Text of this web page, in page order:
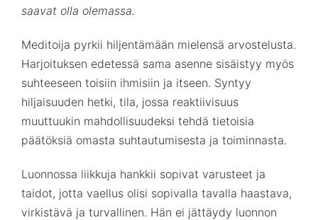
saavat olla olemassa.
Meditoija pyrkii hiljentämään mielensä arvostelusta.
Harjoituksen edetessä sama asenne sisäistyy myös
suhteeseen toisiin ihmisiin ja itseen. Syntyy
hiljaisuuden hetki, tila, jossa reaktiivisuus
muuttuukin mahdollisuudeksi tehdä tietoisia
päätöksiä omasta suhtautumisesta ja toiminnasta.
Luonnossa liikkuja hankkii sopivat varusteet ja
taidot, jotta vaellus olisi sopivalla tavalla haastava,
virkistävä ja turvallinen. Hän ei jättäydy luonnon